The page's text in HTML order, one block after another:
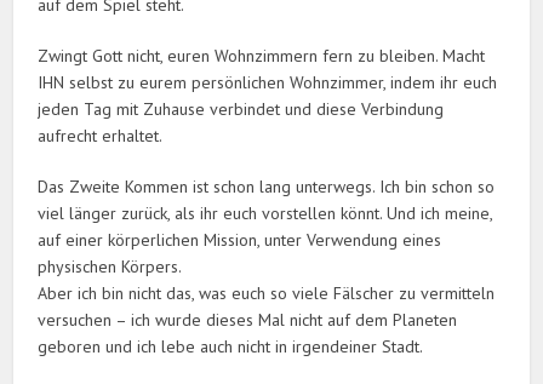
auf dem Spiel steht.
Zwingt Gott nicht, euren Wohnzimmern fern zu bleiben. Macht
IHN selbst zu eurem persönlichen Wohnzimmer, indem ihr euch
jeden Tag mit Zuhause verbindet und diese Verbindung
aufrecht erhaltet.
Das Zweite Kommen ist schon lang unterwegs. Ich bin schon so
viel länger zurück, als ihr euch vorstellen könnt. Und ich meine,
auf einer körperlichen Mission, unter Verwendung eines
physischen Körpers.
Aber ich bin nicht das, was euch so viele Fälscher zu vermitteln
versuchen – ich wurde dieses Mal nicht auf dem Planeten
geboren und ich lebe auch nicht in irgendeiner Stadt.